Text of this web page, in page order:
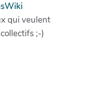
qui veulent
;-)